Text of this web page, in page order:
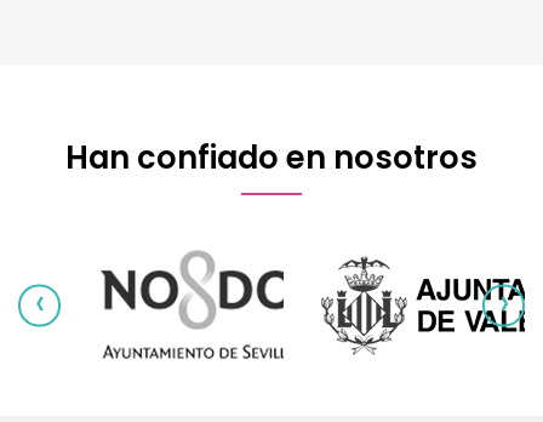
Han confiado en nosotros
‹ ›